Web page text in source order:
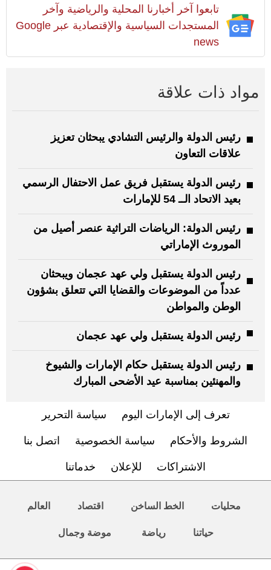
تابعوا آخر أخبارنا المحلية والرياضية وآخر
المستجدات السياسية والإقتصادية عبر Google
news
مواد ذات علاقة
رئيس الدولة والرئيس التشادي يبحثان تعزيز
علاقات التعاون
رئيس الدولة يستقبل فريق عمل الاحتفال الرسمي
بعيد الاتحاد الــ 54 للإمارات
رئيس الدولة: الرياضات التراثية عنصر أصيل من
الموروث الإماراتي
رئيس الدولة يستقبل ولي عهد عجمان ويبحثان
عدداً من الموضوعات والقضايا التي تتعلق بشؤون
الوطن والمواطن
رئيس الدولة يستقبل ولي عهد عجمان
رئيس الدولة يستقبل حكام الإمارات والشيوخ
والمهنئين بمناسبة عيد الأضحى المبارك
تعرف إلى الإمارات اليوم سياسة التحرير
الشروط والأحكام سياسة الخصوصية اتصل بنا
الاشتراكات للإعلان خدماتنا
محليات الخط الساخن اقتصاد العالم
حياتنا رياضة موضة وجمال